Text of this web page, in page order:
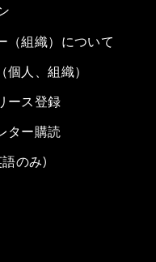
（組織）について
個人、組織）
ース登録
ター購読
のみ)